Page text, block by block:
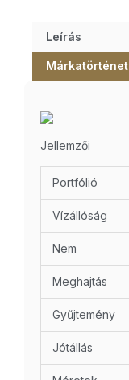
Leírás
Márkatörténet
Jellemzői
Portfólió
Vízállóság
Nem
Meghajtás
Gyűjtemény
Jótállás